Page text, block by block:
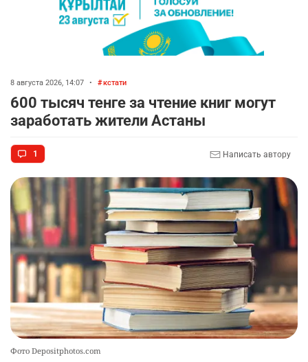
8 августа 2026, 14:07 • кстати
600 тысяч тенге за чтение книг могут
заработать жители Астаны
1 Написать автору
Фото Depositphotos.com